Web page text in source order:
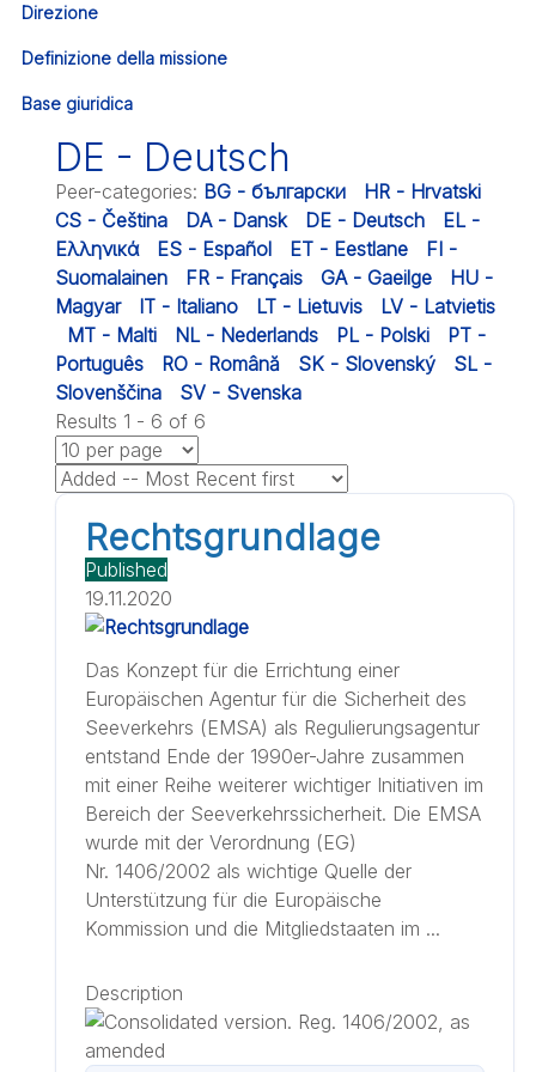
Direzione
Definizione della missione
Base giuridica
DE - Deutsch
Peer-categories: BG - български
HR - Hrvatski
CS - Čeština
DA - Dansk DE - Deutsch
EL -
Ελληνικά
ES - Español ET - Eestlane
FI -
Suomalainen
FR - Français GA - Gaeilge
HU -
Magyar
IT - Italiano LT - Lietuvis
LV - Latvietis
MT - Malti
NL - Nederlands PL - Polski
PT -
Português
RO - Română SK - Slovenský
SL -
Slovenščina
SV - Svenska
Results 1 - 6 of 6
Rechtsgrundlage
Published
19.11.2020
Das Konzept für die Errichtung einer
Europäischen Agentur für die Sicherheit des
Seeverkehrs (EMSA) als Regulierungsagentur
entstand Ende der 1990er-Jahre zusammen
mit einer Reihe weiterer wichtiger Initiativen im
Bereich der Seeverkehrssicherheit. Die EMSA
wurde mit der Verordnung (EG)
Nr. 1406/2002 als wichtige Quelle der
Unterstützung für die Europäische
Kommission und die Mitgliedstaaten im ...
Description